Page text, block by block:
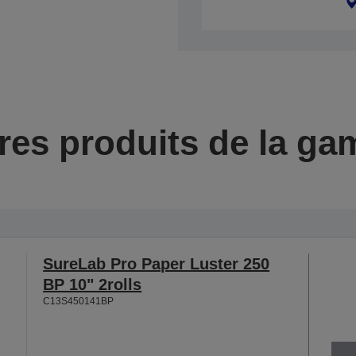
produits de la
SureLab Pro Paper Luster 250
BP 10" 2rolls
C13S450141BP